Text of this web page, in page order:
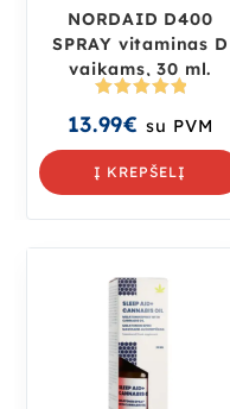
NORDAID D400
SPRAY vitaminas D
vaikams, 30 ml.
s:5.00iš
5
13.99€ su PVM
Į KREPŠELĮ